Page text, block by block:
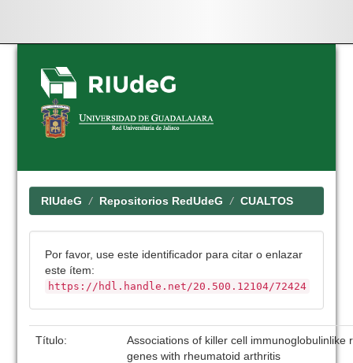
Skip
navigation
RIUdeG Repositorios RedUdeG CUALTOS
Por favor, use este identificador para citar o enlazar
este ítem:
https://hdl.handle.net/20.500.12104/72424
Título:
Associations of killer cell immunoglobulinlike
genes with rheumatoid arthritis